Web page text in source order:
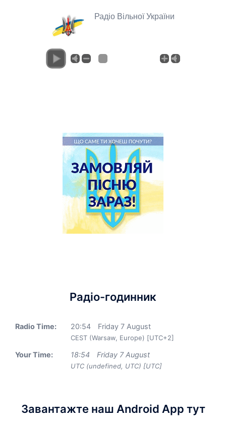
Радіо Вільної України
Радіо-годинник
Radio Time: 20:54 Friday 7 August
CEST (Warsaw, Europe) [UTC+2]
Your Time: 18:54 Friday 7 August
UTC (undefined, UTC) [UTC]
Завантажте наш Android App тут